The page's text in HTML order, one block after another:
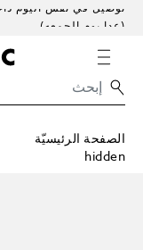
(عدا يوم الجمعه)
الصفحة الرئيسيّة
hidden